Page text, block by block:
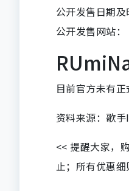
公开发售日期
公开发售网站：
目前官方未有
资料来源：歌
<< 提醒大家，
止；所有优惠